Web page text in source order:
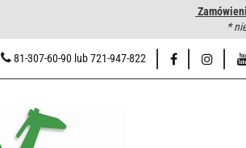
*
81-307-60-90 lub 721-947-822
Zakuwanie węży